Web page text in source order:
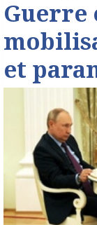
Guerre
et